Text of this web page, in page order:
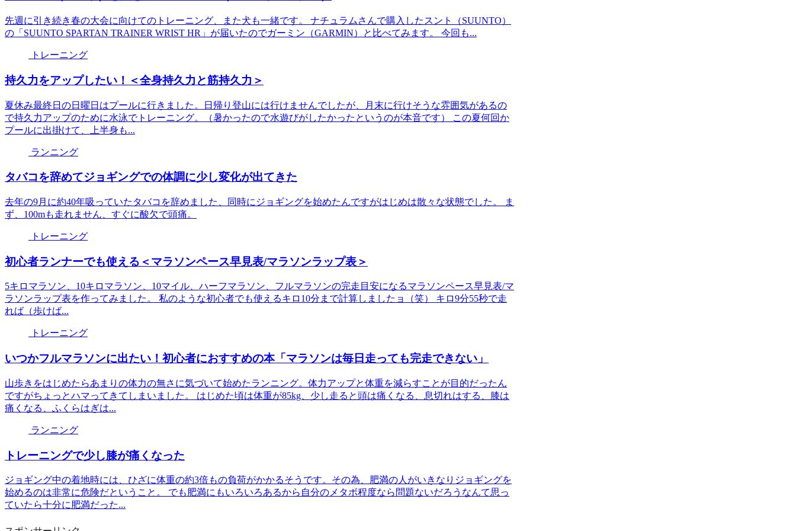
先週に引き続き春の大会に向けてのトレーニング、また犬も一緒です。 ナチュラムさんで購入したスント（SUUNTO）
の「SUUNTO SPARTAN TRAINER WRIST HR」が届いたのでガーミン（GARMIN）と比べてみます。 今回も...
トレーニング
持久力をアップしたい！＜全身持久力と筋持久力＞
夏休み最終日の日曜日はプールに行きました。日帰り登山には行けませんでしたが、月末に行けそうな雰囲気があるの
で持久力アップのために水泳でトレーニング。（暑かったので水遊びがしたかったというのが本音です） この夏何回か
プールに出掛けて、上半身も...
ランニング
タバコを辞めてジョギングでの体調に少し変化が出てきた
去年の9月に約40年吸っていたタバコを辞めました、同時にジョギングを始めたんですがはじめは散々な状態でした。 ま
ず、100mも走れません、すぐに酸欠で頭痛。
トレーニング
初心者ランナーでも使える＜マラソンペース早見表/マラソンラップ表＞
5キロマラソン、10キロマラソン、10マイル、ハーフマラソン、フルマラソンの完走目安になるマラソンペース早見表/マ
ラソンラップ表を作ってみました。 私のような初心者でも使えるキロ10分まで計算しましたョ（笑） キロ9分55秒で走
れば（歩けば...
トレーニング
いつかフルマラソンに出たい！初心者におすすめの本「マラソンは毎日走っても完走できない」
山歩きをはじめたらあまりの体力の無さに気づいて始めたランニング。体力アップと体重を減らすことが目的だったん
ですがちょっとハマってきてしまいました。 はじめた頃は体重が85kg、少し走ると頭は痛くなる、息切れはする、膝は
痛くなる、ふくらはぎは...
ランニング
トレーニングで少し膝が痛くなった
ジョギング中の着地時には、ひざに体重の約3倍もの負荷がかかるそうです。その為、肥満の人がいきなりジョギングを
始めるのは非常に危険だということ。 でも肥満にもいろいろあるから自分のメタボ程度なら問題ないだろうなんて思っ
ていたら十分に肥満だった...